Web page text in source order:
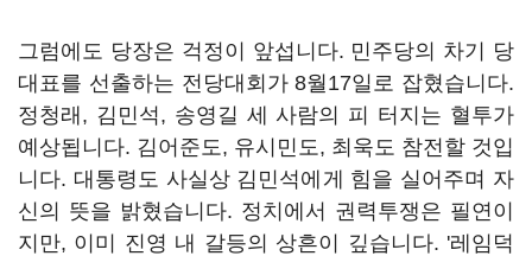
그럼에도 당장은 걱정이 앞섭니다. 민주당의 차기 당
대표를 선출하는 전당대회가 8월17일로 잡혔습니다.
정청래, 김민석, 송영길 세 사람의 피 터지는 혈투가
예상됩니다. 김어준도, 유시민도, 최욱도 참전할 것입
니다. 대통령도 사실상 김민석에게 힘을 실어주며 자
신의 뜻을 밝혔습니다. 정치에서 권력투쟁은 필연이
지만, 이미 진영 내 갈등의 상흔이 깊습니다. '레임덕